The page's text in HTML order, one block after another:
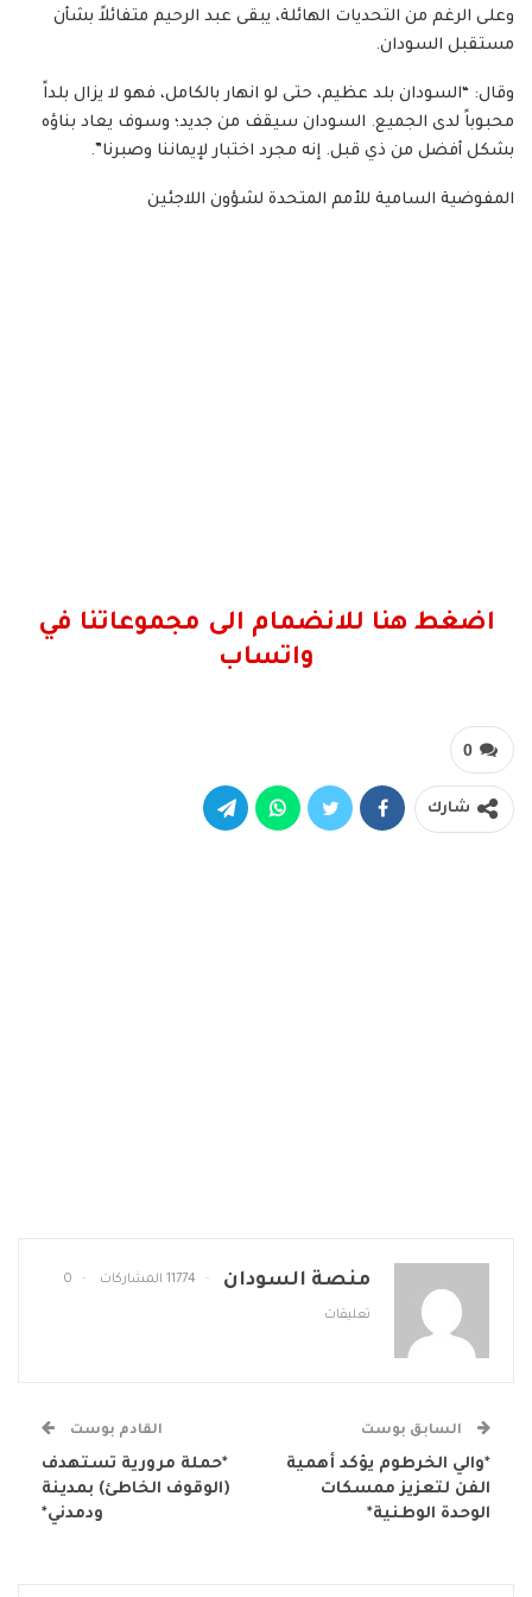
وعلى الرغم من التحديات الهائلة، يبقى عبد الرحيم متفائلاً بشأن
مستقبل السودان.
وقال: “السودان بلد عظيم، حتى لو انهار بالكامل، فهو لا يزال بلداً
محبوباً لدى الجميع. السودان سيقف من جديد؛ وسوف يعاد بناؤه
بشكل أفضل من ذي قبل. إنه مجرد اختبار لإيماننا وصبرنا”.
المفوضية السامية للأمم المتحدة لشؤون اللاجئين
اضغط هنا للانضمام الى مجموعاتنا في
واتساب
0
شارك
منصة السودان 11774 المشاركات 0
تعليقات
السابق بوست
*والي الخرطوم يؤكد أهمية
الفن لتعزيز ممسكات
الوحدة الوطنية*
القادم بوست
*حملة مرورية تستهدف
(الوقوف الخاطئ) بمدينة
ودمدني*